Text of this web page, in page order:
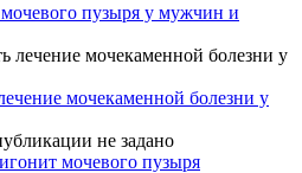
пузыря у мужчин и
мочекаменной болезни у
мочевого пузыря